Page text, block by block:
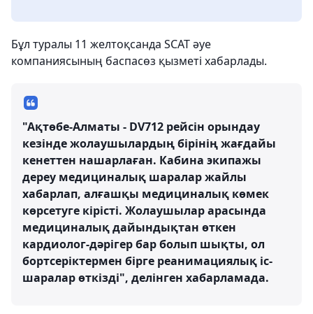
Бұл туралы 11 желтоқсанда SCAT әуе
компаниясының баспасөз қызметі хабарлады.
"Ақтөбе-Алматы - DV712 рейсін орындау
кезінде жолаушылардың бірінің жағдайы
кенеттен нашарлаған. Кабина экипажы
дереу медициналық шаралар жайлы
хабарлап, алғашқы медициналық көмек
көрсетуге кірісті. Жолаушылар арасында
медициналық дайындықтан өткен
кардиолог-дәрігер бар болып шықты, ол
бортсеріктермен бірге реанимациялық іс-
шаралар өткізді", делінген хабарламада.